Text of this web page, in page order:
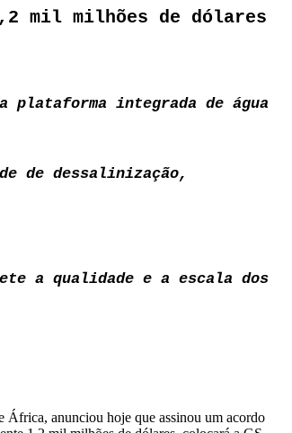
mil milhões de dólares
plataforma integrada de água
de dessalinização,
a qualidade e a escala dos
África, anunciou hoje que assinou um acordo